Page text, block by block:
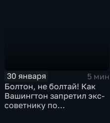
30 января
5 мин
Болтон, не болтай! Как
Вашингтон запретил экс-
советнику по